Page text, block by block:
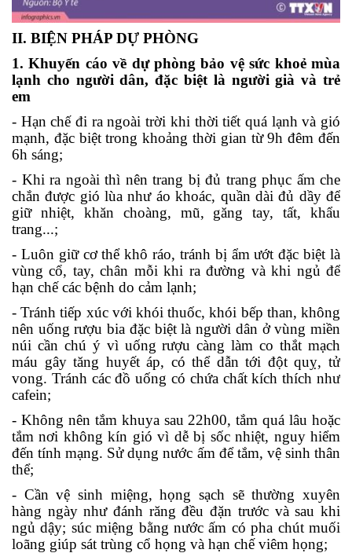
II. BIỆN PHÁP DỰ PHÒNG
1. Khuyến cáo về dự phòng bảo vệ sức khoẻ mùa
lạnh cho người dân, đặc biệt là người già và trẻ
em
- Hạn chế đi ra ngoài trời khi thời tiết quá lạnh và gió
mạnh, đặc biệt trong khoảng thời gian từ 9h đêm đến
6h sáng;
- Khi ra ngoài thì nên trang bị đủ trang phục ấm che
chắn được gió lùa như áo khoác, quần dài đủ dầy để
giữ nhiệt, khăn choàng, mũ, găng tay, tất, khẩu
trang...;
- Luôn giữ cơ thể khô ráo, tránh bị ẩm ướt đặc biệt là
vùng cổ, tay, chân mỗi khi ra đường và khi ngủ để
hạn chế các bệnh do cảm lạnh;
- Tránh tiếp xúc với khói thuốc, khói bếp than, không
nên uống rượu bia đặc biệt là người dân ở vùng miền
núi cần chú ý vì uống rượu càng làm co thắt mạch
máu gây tăng huyết áp, có thể dẫn tới đột quỵ, tử
vong. Tránh các đồ uống có chứa chất kích thích như
cafein;
- Không nên tắm khuya sau 22h00, tắm quá lâu hoặc
tắm nơi không kín gió vì dễ bị sốc nhiệt, nguy hiểm
đến tính mạng. Sử dụng nước ấm để tắm, vệ sinh thân
thể;
- Cần vệ sinh miệng, họng sạch sẽ thường xuyên
hàng ngày như đánh răng đều đặn trước và sau khi
ngủ dậy; súc miệng bằng nước ấm có pha chút muối
loãng giúp sát trùng cổ họng và hạn chế viêm họng;